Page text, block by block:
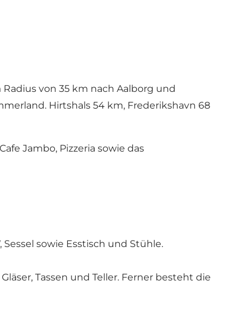
von 35 km nach Aalborg und
Hirtshals 54 km, Frederikshavn 68
Jambo, Pizzeria sowie das
sowie Esstisch und Stühle.
Tassen und Teller. Ferner besteht die